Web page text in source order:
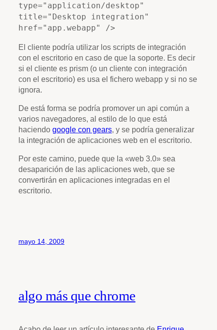
type="application/desktop"
title="Desktop integration"
href="app.webapp" />
El cliente podría utilizar los scripts de integración
con el escritorio en caso de que la soporte. Es decir
si el cliente es prism (o un cliente con integración
con el escritorio) es usa el fichero webapp y si no se
ignora.
De está forma se podría promover un api común a
varios navegadores, al estilo de lo que está
haciendo google con gears, y se podría generalizar
la integración de aplicaciones web en el escritorio.
Por este camino, puede que la «web 3.0» sea
desaparición de las aplicaciones web, que se
convertirán en aplicaciones integradas en el
escritorio.
mayo 14, 2009
algo más que chrome